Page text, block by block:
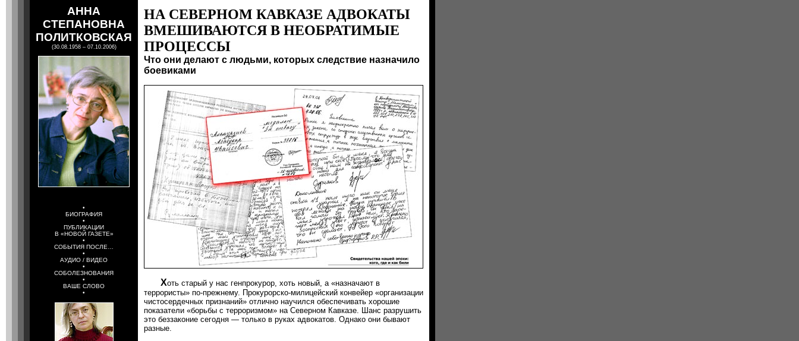
АННА
СТЕПАНОВНА
ПОЛИТКОВСКАЯ
(30.08.1958 – 07.10.2006)
•
БИОГРАФИЯ
•
ПУБЛИКАЦИИ
В «НОВОЙ ГАЗЕТЕ»
•
СОБЫТИЯ ПОСЛЕ…
•
АУДИО / ВИДЕО
•
СОБОЛЕЗНОВАНИЯ
•
ВАШЕ СЛОВО
•
НА СЕВЕРНОМ КАВКАЗЕ АДВОКАТЫ
ВМЕШИВАЮТСЯ В НЕОБРАТИМЫЕ
ПРОЦЕССЫ
Что они делают с людьми, которых следствие назначило
боевиками
Хоть старый у нас генпрокурор, хоть новый, а «назначают в
террористы» по-прежнему. Прокурорско-милицейский конвейер «организации
чистосердечных признаний» отлично научился обеспечивать хорошие
показатели «борьбы с терроризмом» на Северном Кавказе. Шанс разрушить
это беззаконие сегодня — только в руках адвокатов. Однако они бывают
разные.